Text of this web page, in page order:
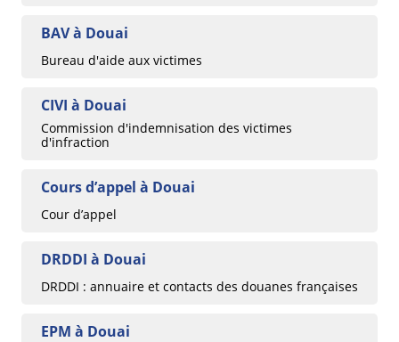
BAV à Douai
Bureau d'aide aux victimes
CIVI à Douai
Commission d'indemnisation des victimes
d'infraction
Cours d’appel à Douai
Cour d’appel
DRDDI à Douai
DRDDI : annuaire et contacts des douanes françaises
EPM à Douai